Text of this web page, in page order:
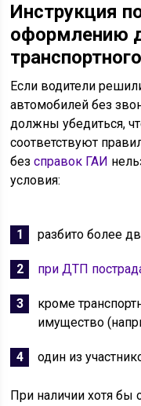
Инструкция
оформлению
Если водители
автомобилей без
должны убедиться,
соответствуют
безсправок ГАИ
условия:
разбито более
при ДТП
кроме
имущество
один из
При наличии хотя бы